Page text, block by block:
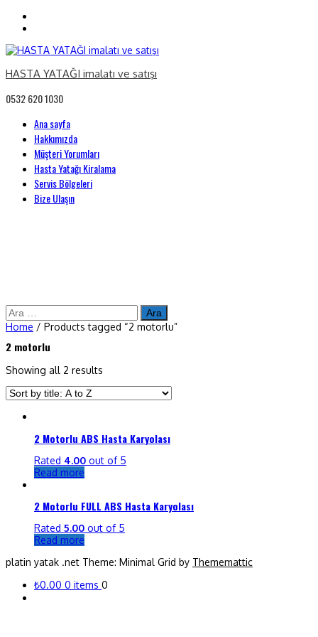
HASTA YATAĞI imalatı ve satışı
0532 620 1030
PrimaryAna sayfa
Hakkımızda
Müşteri Yorumları
Hasta Yatağı Kiralama
Servis Bölgeleri
Bize Ulaşın
Skip
to
content
Arama:
Home / Products tagged “2 motorlu”
2 motorlu
Showing all 2 results
2 Motorlu ABS Hasta Karyolası
Rated 4.00 out of 5
Read more
2 Motorlu FULL ABS Hasta Karyolası
Rated 5.00 out of 5
Read more
platin yatak .net Theme: Minimal Grid by Thememattic
₺0.00 0 items 0